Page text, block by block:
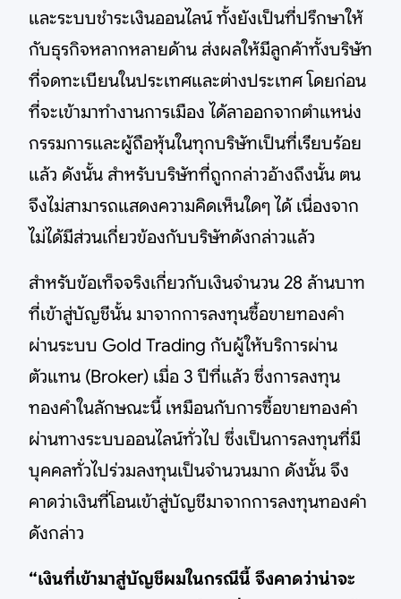
และระบบชำระเงินออนไลน์ ทั้งยังเป็นที่ปรึกษาให้
กับธุรกิจหลากหลายด้าน ส่งผลให้มีลูกค้าทั้งบริษัท
ที่จดทะเบียนในประเทศและต่างประเทศ โดยก่อน
ที่จะเข้ามาทำงานการเมือง ได้ลาออกจากตำแหน่ง
กรรมการและผู้ถือหุ้นในทุกบริษัทเป็นที่เรียบร้อย
แล้ว ดังนั้น สำหรับบริษัทที่ถูกกล่าวอ้างถึงนั้น ตน
จึงไม่สามารถแสดงความคิดเห็นใดๆ ได้ เนื่องจาก
ไม่ได้มีส่วนเกี่ยวข้องกับบริษัทดังกล่าวแล้ว
สำหรับข้อเท็จจริงเกี่ยวกับเงินจำนวน 28 ล้านบาท
ที่เข้าสู่บัญชีนั้น มาจากการลงทุนซื้อขายทองคำ
ผ่านระบบ Gold Trading กับผู้ให้บริการผ่าน
ตัวแทน (Broker) เมื่อ 3 ปีที่แล้ว ซึ่งการลงทุน
ทองคำในลักษณะนี้ เหมือนกับการซื้อขายทองคำ
ผ่านทางระบบออนไลน์ทั่วไป ซึ่งเป็นการลงทุนที่มี
บุคคลทั่วไปร่วมลงทุนเป็นจำนวนมาก ดังนั้น จึง
คาดว่าเงินที่โอนเข้าสู่บัญชีมาจากการลงทุนทองคำ
ดังกล่าว
“เงินที่เข้ามาสู่บัญชีผมในกรณีนี้ จึงคาดว่าน่าจะ